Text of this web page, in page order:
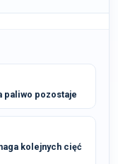
paliwo pozostaje
kolejnych cięć